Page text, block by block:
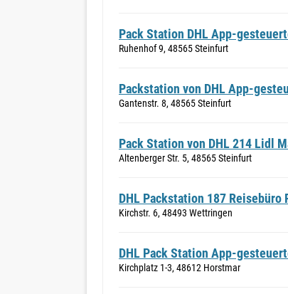
Pack Station DHL App-
Ruhenhof 9, 48565 Steinfurt
Packstation von DHL App-
Gantenstr. 8, 48565 Steinfurt
Pack Station von DHL 214 Lidl
Altenberger Str. 5, 48565 Steinfurt
DHL Packstation 187 Reisebüro
Kirchstr. 6, 48493 Wettringen
DHL Pack Station App-
Kirchplatz 1-3, 48612 Horstmar